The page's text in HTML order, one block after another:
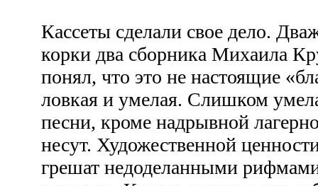
Кассеты сделали свое дело.
корки два сборника Михаила
понял, что это не настоящие
ловкая и умелая. Слишком
песни, кроме надрывной
несут. Художественной
грешат недоделанными